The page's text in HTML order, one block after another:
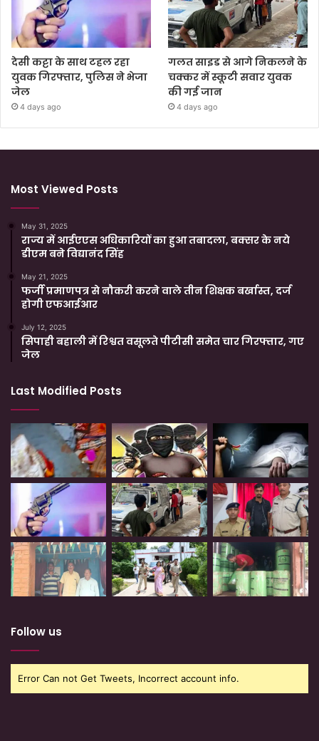
देसी कट्टा के साथ टहल रहा
युवक गिरफ्तार, पुलिस ने भेजा
जेल
4 days ago
गलत साइड से आगे निकलने के
चक्कर में स्कूटी सवार युवक
की गई जान
4 days ago
Most Viewed Posts
May 31, 2025
राज्य में आईएएस अधिकारियों का हुआ तबादला, बक्सर के नये
डीएम बने विद्यानंद सिंह
May 21, 2025
फर्जी प्रमाणपत्र से नौकरी करने वाले तीन शिक्षक बर्खास्त, दर्ज
होगी एफआईआर
July 12, 2025
सिपाही बहाली में रिश्वत वसूलते पीटीसी समेत चार गिरफ्तार, गए
जेल
Last Modified Posts
Follow us
Error Can not Get Tweets, Incorrect account info.